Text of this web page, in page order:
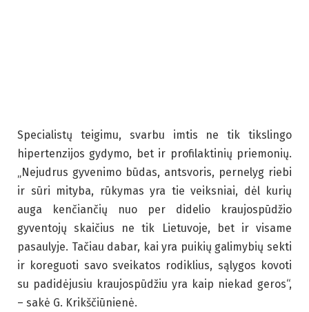
Specialistų teigimu, svarbu imtis ne tik tikslingo
hipertenzijos gydymo, bet ir profilaktinių priemonių.
„Nejudrus gyvenimo būdas, antsvoris, pernelyg riebi
ir sūri mityba, rūkymas yra tie veiksniai, dėl kurių
auga kenčiančių nuo per didelio kraujospūdžio
gyventojų skaičius ne tik Lietuvoje, bet ir visame
pasaulyje. Tačiau dabar, kai yra puikių galimybių sekti
ir koreguoti savo sveikatos rodiklius, sąlygos kovoti
su padidėjusiu kraujospūdžiu yra kaip niekad geros“,
– sakė G. Krikščiūnienė.